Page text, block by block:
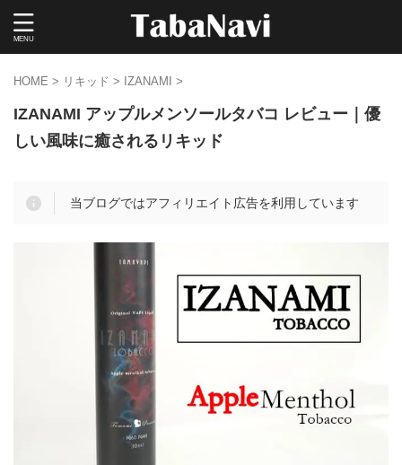
HOME > リキッド > IZANAMI >
IZANAMI アップルメンソールタバコ レビュー｜優
しい風味に癒されるリキッド
当ブログではアフィリエイト広告を利用しています